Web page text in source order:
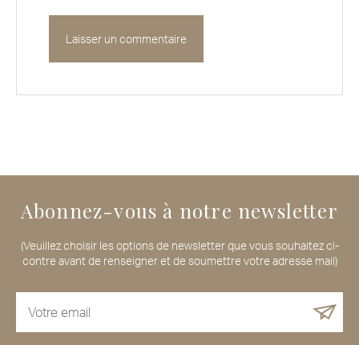
Abonnez-vous à notre newsletter
(Veuillez choisir les options de newsletter que vous souhaitez ci-
contre avant de renseigner et de soumettre votre adresse mail)